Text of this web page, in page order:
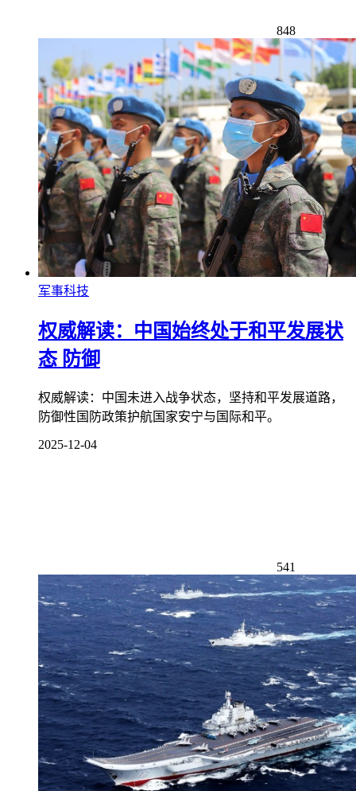
848
军事科技
权威解读：中国始终处于和平发展状
态 防御
权威解读：中国未进入战争状态，坚持和平发展道路，
防御性国防政策护航国家安宁与国际和平。
2025-12-04
541